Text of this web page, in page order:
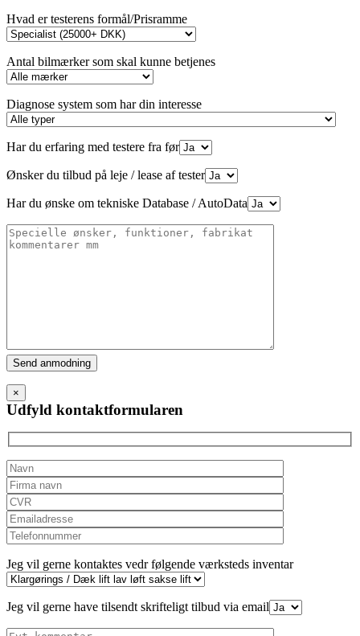
Hvad er testerens formål/Prisramme
Antal bilmærker som skal kunne betjenes
Diagnose system som har din interesse
Har du erfaring med testere fra før
Ønsker du tilbud på leje / lease af tester
Har du ønske om tekniske Database / AutoData
Please
leave
this
field
empty.
×
Udfyld kontaktformularen
Jeg vil gerne kontaktes vedr følgende værksteds inventar
Jeg vil gerne have tilsendt skrifteligt tilbud via email